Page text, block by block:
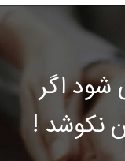
اگر
نکوشد !